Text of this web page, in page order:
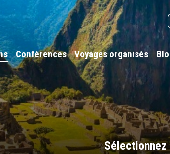
Conférences Voyages organisés
Sélectionnez